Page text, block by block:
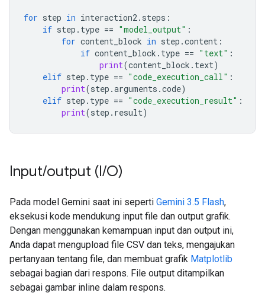
for step in interaction2. steps :
if step . type == "model_output" :
for content_block in step .content :
if content_block . type == "text" :
print(content_block . text)
elif step . type == "code_execution_call" :
print(step .arguments .code)
elif step . type == "code_execution_result" :
print(step . result)
Input/output (I/O)
Pada model Gemini saat ini seperti Gemini 3.5 Flash,
eksekusi kode mendukung input file dan output grafik.
Dengan menggunakan kemampuan input dan output ini,
Anda dapat mengupload file CSV dan teks, mengajukan
pertanyaan tentang file, dan membuat grafik Matplotlib
sebagai bagian dari respons. File output ditampilkan
sebagai gambar inline dalam respons.